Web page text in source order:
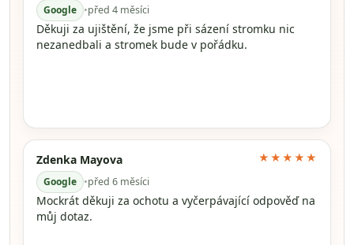
Google •před 4 měsíci
Děkuji za ujištění, že jsme při sázení stromku nic
nezanedbali a stromek bude v pořádku.
Zdenka Mayova
Google •před 6 měsíci
★★★★★
Mockrát děkuji za ochotu a vyčerpávající odpověď na
můj dotaz.